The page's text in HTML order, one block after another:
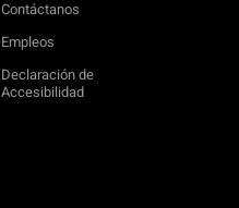
Contáctanos
Empleos
Declaración de
Accesibilidad